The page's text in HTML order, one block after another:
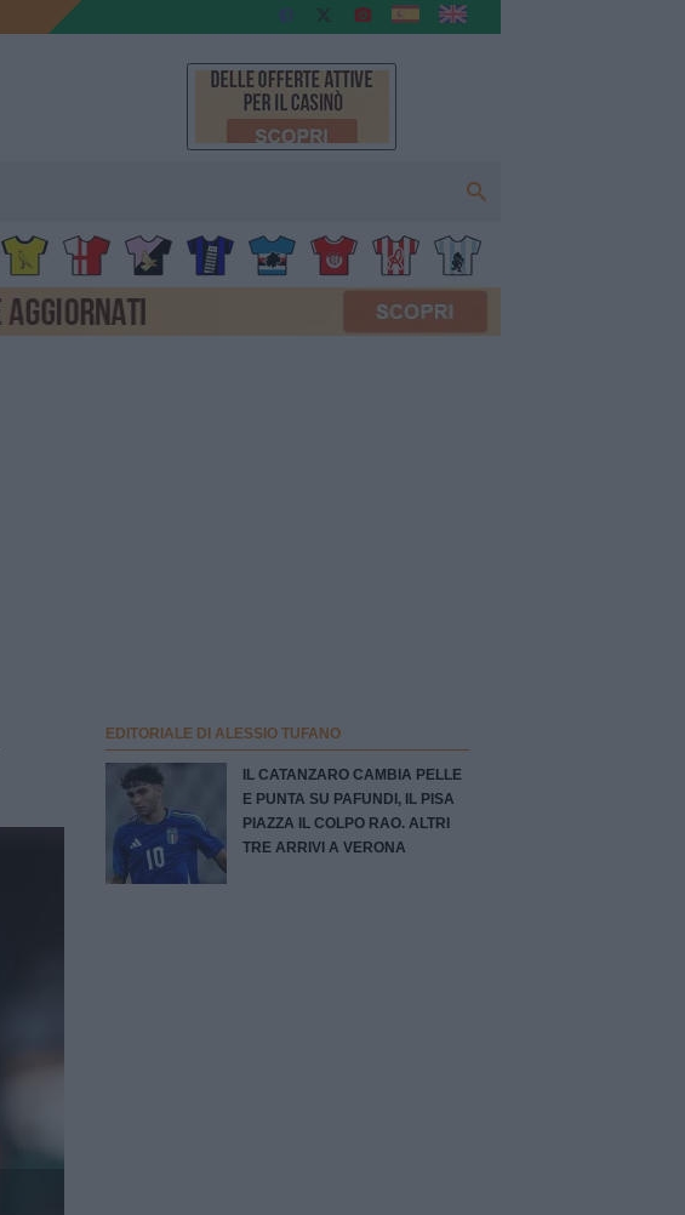
EDITORIALE DI ALESSIO TUFANO
IL CATANZARO CAMBIA PELLE
E PUNTA SU PAFUNDI, IL PISA
PIAZZA IL COLPO RAO. ALTRI
TRE ARRIVI A VERONA